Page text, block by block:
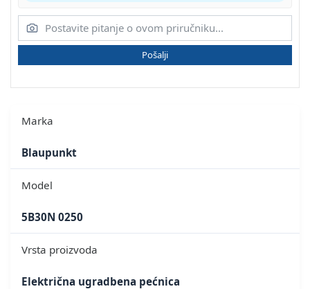
Pošalji
Marka
Blaupunkt
Model
5B30N 0250
Vrsta proizvoda
Električna ugradbena pećnica